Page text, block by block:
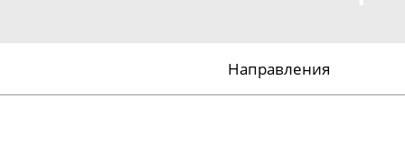
Направления